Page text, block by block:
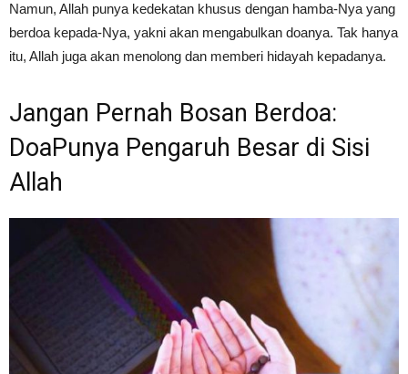
Namun, Allah punya kedekatan khusus dengan hamba-Nya yang
berdoa kepada-Nya, yakni akan mengabulkan doanya. Tak hanya
itu, Allah juga akan menolong dan memberi hidayah kepadanya.
Jangan Pernah Bosan Berdoa:
DoaPunya Pengaruh Besar di Sisi
Allah